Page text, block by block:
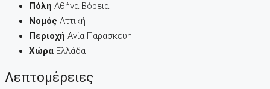
Πόλη Αθήνα Βόρεια
Νομός Αττική
Περιοχή Αγία Παρασκευή
Χώρα Ελλάδα
Λεπτομέρειες